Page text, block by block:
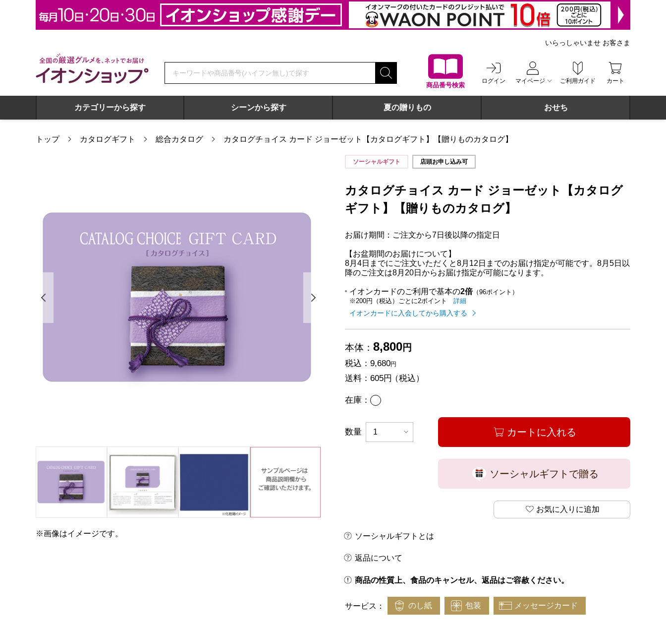
全国の厳選グルメを、ネットでお届け イオンショップ
商品番号検索
ログイン マイページ ご利用ガイド カート
いらっしゃいませ お客さま
カテゴリーから探す シーンから探す 夏の贈りもの おせち
トップ カタログギフト 総合カタログ カタログチョイス カード ジョーゼット【カタログギフト】【贈りものカタログ】
前の画像を表示する 次の画像を表示する
※画像はイメージです。
ソーシャルギフト 店頭お申し込み可
カタログチョイス カード ジョーゼット【カタログ
ギフト】【贈りものカタログ】
お届け期間：ご注文から7日後以降の指定日
【お盆期間のお届けについて】
8月4日までにご注文いただくと8月12日までのお届け指定が可能です。8月5日以
降のご注文は8月20日からお届け指定が可能になります。
イオンカードのご利用で基本の2倍（96ポイント）
※200円（税込）ごとに2ポイント
イオンカードのご利用でたまるポイントの
詳細
イオンカードに入会してから購入する
本体： 8,800円
税込： 9,680円
送料： 605円（税込）
在庫： あり
数量 カートに入れる
ソーシャルギフトで贈る
お気に入りに追加
ソーシャルギフトとは
返品について
商品の性質上、食品のキャンセル、返品はご容赦ください。
サービス： のし紙 包装 メッセージカード